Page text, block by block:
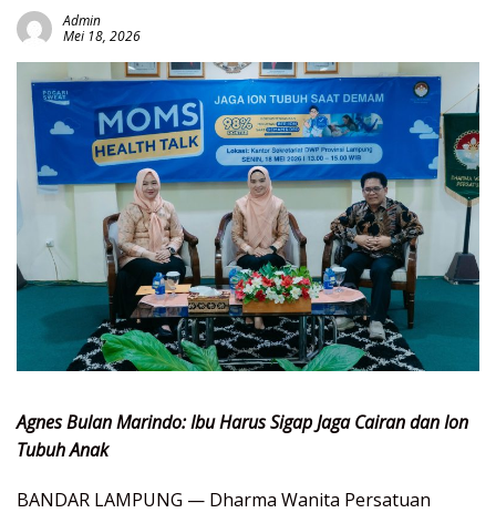
Admin
Mei 18, 2026
Agnes Bulan Marindo: Ibu Harus Sigap Jaga Cairan dan Ion
Tubuh Anak
BANDAR LAMPUNG — Dharma Wanita Persatuan